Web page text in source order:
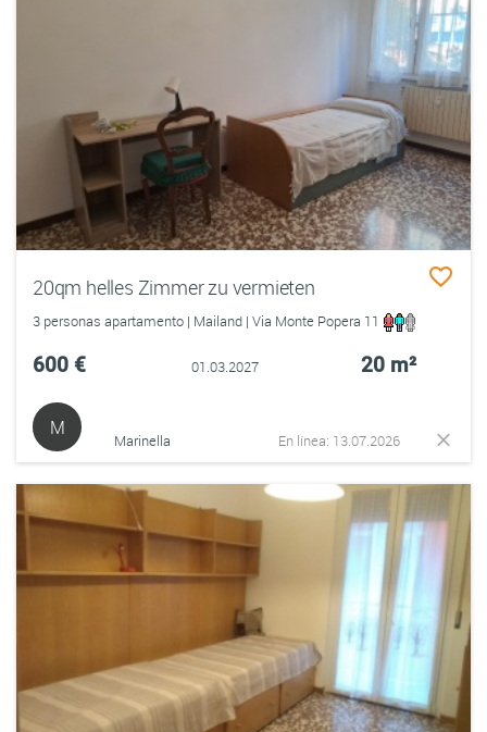
20qm helles Zimmer zu vermieten
3 personas apartamento | Mailand | Via Monte Popera 11
600 € 01.03.2027 20 m²
M
Marinella En línea: 13.07.2026